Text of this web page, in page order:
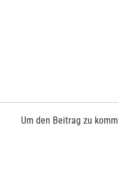
Um den Beitrag zu